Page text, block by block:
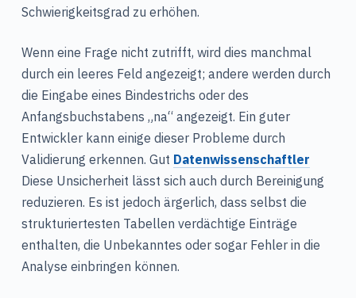
Schwierigkeitsgrad zu erhöhen.
Wenn eine Frage nicht zutrifft, wird dies manchmal
durch ein leeres Feld angezeigt; andere werden durch
die Eingabe eines Bindestrichs oder des
Anfangsbuchstabens „na“ angezeigt. Ein guter
Entwickler kann einige dieser Probleme durch
Validierung erkennen. Gut Datenwissenschaftler
Diese Unsicherheit lässt sich auch durch Bereinigung
reduzieren. Es ist jedoch ärgerlich, dass selbst die
strukturiertesten Tabellen verdächtige Einträge
enthalten, die Unbekanntes oder sogar Fehler in die
Analyse einbringen können.